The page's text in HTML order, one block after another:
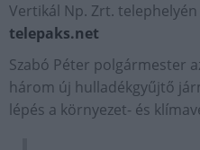
Vertikál Np. Zrt.
telepaks.net
Szabó Péter polgármester
három új hulladékgyűjtő
lépés a környezet- és